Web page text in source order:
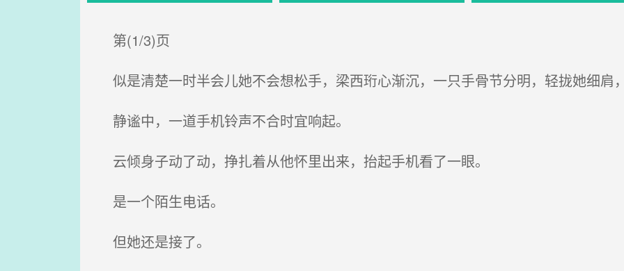
第(1/3)页
似是清楚一时半会儿她不会想松手，梁西珩心渐沉，一只手骨节分明，轻拢她细肩
静谧中，一道手机铃声不合时宜响起。
云倾身子动了动，挣扎着从他怀里出来，抬起手机看了一眼。
是一个陌生电话。
但她还是接了。